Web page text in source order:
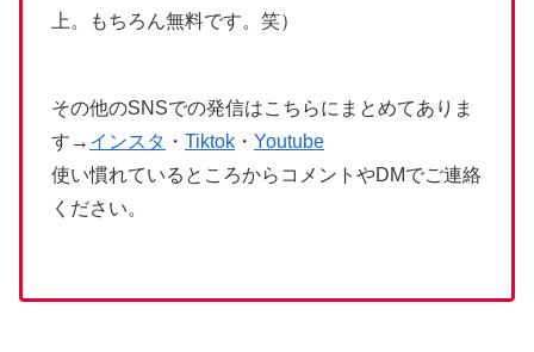
上。もちろん無料です。笑）
その他のSNSでの発信はこちらにまとめてありま
す→ インスタ ・ Tiktok ・ Youtube
使い慣れているところからコメントやDMでご連絡
ください。